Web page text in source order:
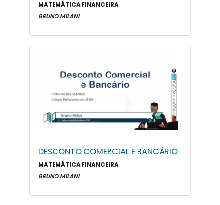
MATEMÁTICA FINANCEIRA
BRUNO MILANI
DESCONTO COMERCIAL E BANCÁRIO
MATEMÁTICA FINANCEIRA
BRUNO MILANI